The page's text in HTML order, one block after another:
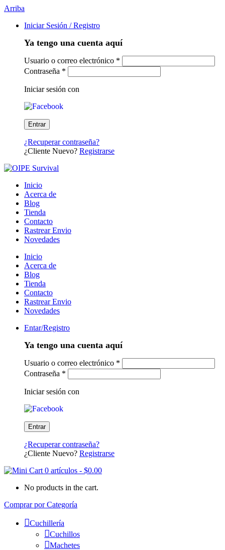
Arriba
Iniciar Sesión / Registro
Ya tengo una cuenta aquí
Usuario o correo electrónico *
Contraseña *
Iniciar sesión con
¿Recuperar contraseña?
¿Cliente Nuevo? Registrarse
Inicio
Acerca de
Blog
Tienda
Contacto
Rastrear Envio
Novedades
Inicio
Acerca de
Blog
Tienda
Contacto
Rastrear Envio
Novedades
Entar/Registro
Ya tengo una cuenta aquí
Usuario o correo electrónico *
Contraseña *
Iniciar sesión con
¿Recuperar contraseña?
¿Cliente Nuevo? Registrarse
0 artículos - $0.00
No products in the cart.
Comprar por Categoría
Cuchillería
Cuchillos
Machetes